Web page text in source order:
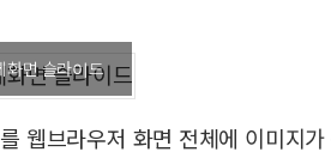
화면 슬라이드
웹브라우저 화면 전체에 이미지가